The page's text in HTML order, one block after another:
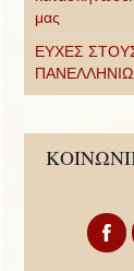
μας
ΕΥΧΕΣ